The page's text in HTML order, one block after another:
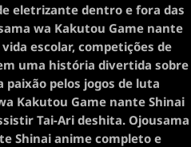
eletrizante dentro e fora das
wa Kakutou Game nante
escolar, competições de
uma história divertida sobre
paixão pelos jogos de luta
Kakutou Game nante Shinai
Tai-Ari deshita. Ojousama
Shinai anime completo e